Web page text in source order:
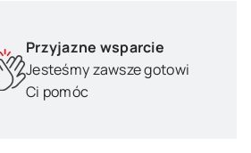
Przyjazne wsparcie
Jesteśmy zawsze gotowi
Ci pomóc